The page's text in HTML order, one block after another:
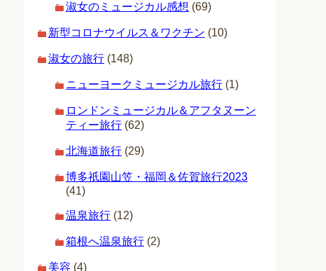
淑女のミュージカル感想 (69)
新型コロナウイルス＆ワクチン (10)
淑女の旅行 (148)
ニューヨークミュージカル旅行 (1)
ロンドンミュージカル＆アフタヌーン
ティー旅行 (62)
北海道旅行 (29)
博多祇園山笠・福岡＆佐賀旅行2023
(41)
温泉旅行 (12)
箱根へ温泉旅行 (2)
美容 (4)